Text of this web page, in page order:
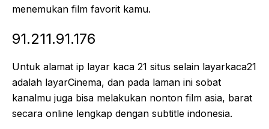
menemukan film favorit kamu.
91.211.91.176
Untuk alamat ip layar kaca 21 situs selain layarkaca21
adalah layarCinema, dan pada laman ini sobat
kanalmu juga bisa melakukan nonton film asia, barat
secara online lengkap dengan subtitle indonesia.